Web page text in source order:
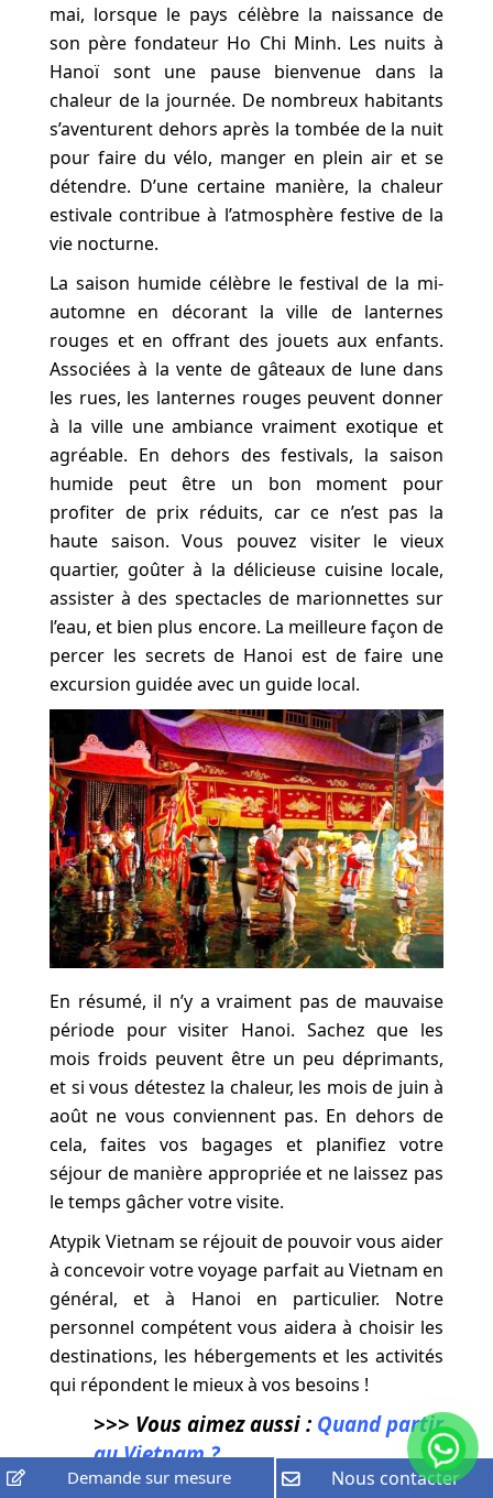
mai, lorsque le pays célèbre la naissance de
son père fondateur Ho Chi Minh. Les nuits à
Hanoï sont une pause bienvenue dans la
chaleur de la journée. De nombreux habitants
s’aventurent dehors après la tombée de la nuit
pour faire du vélo, manger en plein air et se
détendre. D’une certaine manière, la chaleur
estivale contribue à l’atmosphère festive de la
vie nocturne.
La saison humide célèbre le festival de la mi-
automne en décorant la ville de lanternes
rouges et en offrant des jouets aux enfants.
Associées à la vente de gâteaux de lune dans
les rues, les lanternes rouges peuvent donner
à la ville une ambiance vraiment exotique et
agréable. En dehors des festivals, la saison
humide peut être un bon moment pour
profiter de prix réduits, car ce n’est pas la
haute saison. Vous pouvez visiter le vieux
quartier, goûter à la délicieuse cuisine locale,
assister à des spectacles de marionnettes sur
l’eau, et bien plus encore. La meilleure façon de
percer les secrets de Hanoi est de faire une
excursion guidée avec un guide local.
En résumé, il n’y a vraiment pas de mauvaise
période pour visiter Hanoi. Sachez que les
mois froids peuvent être un peu déprimants,
et si vous détestez la chaleur, les mois de juin à
août ne vous conviennent pas. En dehors de
cela, faites vos bagages et planifiez votre
séjour de manière appropriée et ne laissez pas
le temps gâcher votre visite.
Atypik Vietnam se réjouit de pouvoir vous aider
à concevoir votre voyage parfait au Vietnam en
général, et à Hanoi en particulier. Notre
personnel compétent vous aidera à choisir les
destinations, les hébergements et les activités
qui répondent le mieux à vos besoins !
>>> Vous aimez aussi : Quand partir
au Vietnam?
Demande sur mesure Nous contacter